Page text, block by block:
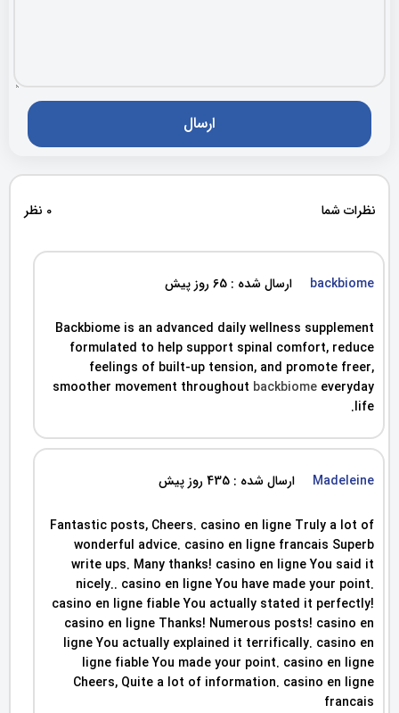
نظرات شما 0 نظر
backbiome ارسال شده : 65 روز پیش
Backbiome is an advanced daily wellness supplement
formulated to help support spinal comfort, reduce
feelings of built-up tension, and promote freer,
smoother movement throughout backbiome everyday
life.
Madeleine ارسال شده : 435 روز پیش
Fantastic posts, Cheers. casino en ligne Truly a lot of
wonderful advice. casino en ligne francais Superb
write ups. Many thanks! casino en ligne You said it
nicely.. casino en ligne You have made your point.
casino en ligne fiable You actually stated it perfectly!
casino en ligne Thanks! Numerous posts! casino en
ligne You actually explained it terrifically. casino en
ligne fiable You made your point. casino en ligne
Cheers, Quite a lot of information. casino en ligne
francais